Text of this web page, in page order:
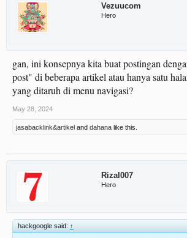
Vezuucom
Hero
gan, ini konsepnya kita buat postingan
post" di beberapa artikel atau hanya satu
yang ditaruh di menu navigasi?
May 28, 2024
jasabacklink&artikel and dahana like this.
Rizal007
Hero
hackgoogle said: ↑